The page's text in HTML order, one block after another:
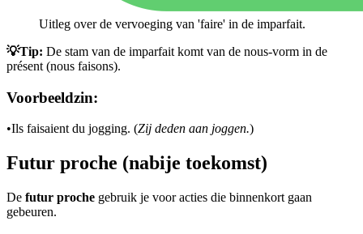
Uitleg over de vervoeging van 'faire' in de imparfait.
💡Tip: De stam van de imparfait komt van de nous-vorm in de
présent (nous faisons).
Voorbeeldzin:
•Ils faisaient du jogging. (Zij deden aan joggen.)
Futur proche (nabije toekomst)
De futur proche gebruik je voor acties die binnenkort gaan
gebeuren.